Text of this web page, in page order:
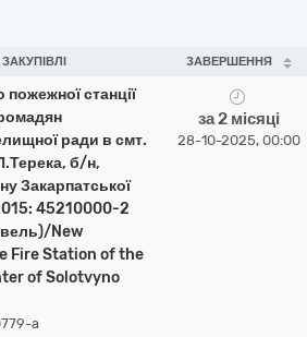
ЗАВЕРШЕННЯ
станції
ради в смт.
б/н,
Закарпатської
45210000-2
New
Fire Station of the
of Solotvyno
a
за 2 місяці
28-10-2025, 00:00